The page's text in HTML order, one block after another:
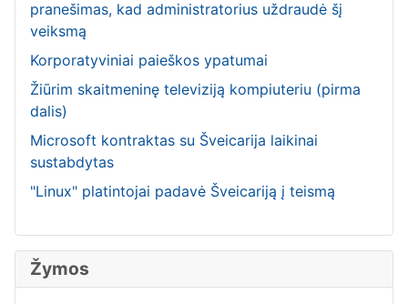
pranešimas, kad administratorius uždraudė šį
veiksmą
Korporatyviniai paieškos ypatumai
Žiūrim skaitmeninę televiziją kompiuteriu (pirma
dalis)
Microsoft kontraktas su Šveicarija laikinai
sustabdytas
"Linux" platintojai padavė Šveicariją į teismą
Žymos